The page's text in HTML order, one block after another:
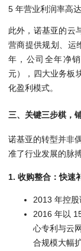
5 年营业利润率高
此外，诺基亚的云
营商提供规划、运
年，公司全年净
元），四大业务板
化盈利模式。
三、关键三步棋，
诺基亚的转型并非
准了行业发展的脉
1. 收购整合：快速
2013 年控股
2016 年以
心专利与云
合规模大幅